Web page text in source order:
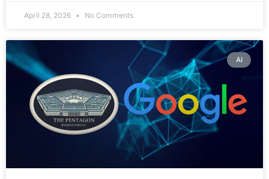
April 28, 2026 No Comments
AI